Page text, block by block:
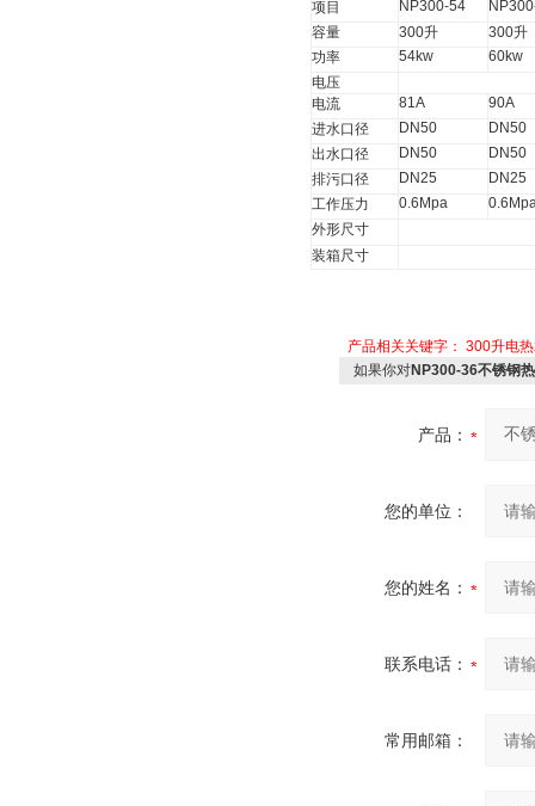
项目 NP300-54
容量
300升 300升
功率
54kw
60kw
电压
电流
81A
90A
进水口径
DN50
DN50
出水口径
DN50
DN50
排污口径
DN25
DN25
工作压力
0.6Mpa
外形尺寸
装箱尺寸
产品相关关键字： 300升电
如果你对NP300-36不锈钢
产品：
您的单位：
您的姓名：
联系电话：
常用邮箱：